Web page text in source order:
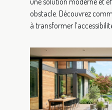
obstacle. Découvrez
à transformer